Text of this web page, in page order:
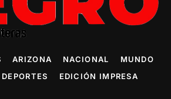
ARIZONA NACIONAL
MUNDO
DEPORTES EDICIÓN IMPRESA